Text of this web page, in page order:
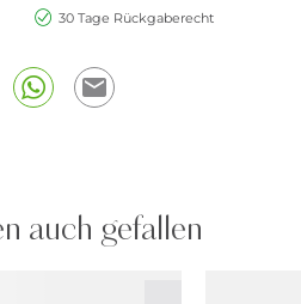
30 Tage Rückgaberecht
auch gefallen